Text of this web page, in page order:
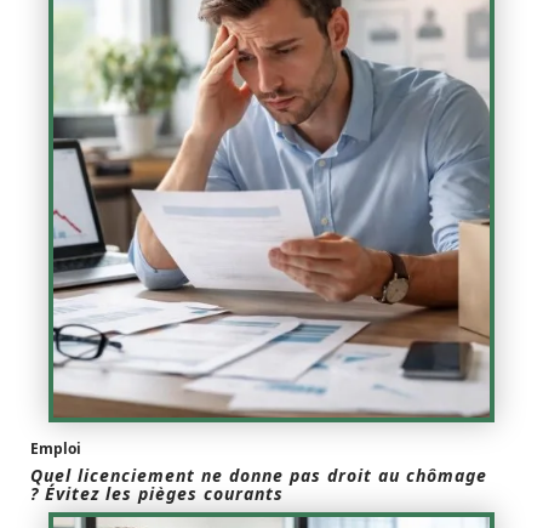
Emploi
Quel licenciement ne donne pas droit au chômage
? Évitez les pièges courants